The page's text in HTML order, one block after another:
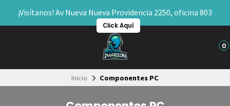
¡Visítanos! Av Nueva Nueva Providencia 2250, oficina 803
Click Aquí
0
Inicio Componentes PC